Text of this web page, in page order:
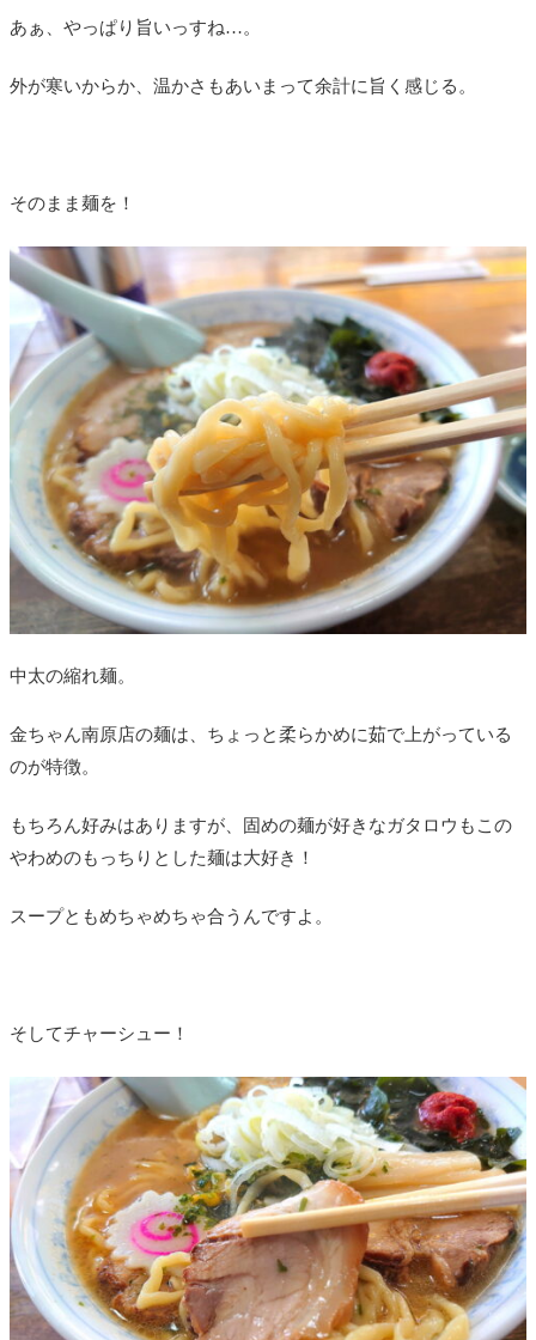
あぁ、やっぱり旨いっすね…。
外が寒いからか、温かさもあいまって余計に旨く感じる。
そのまま麺を！
中太の縮れ麺。
金ちゃん南原店の麺は、ちょっと柔らかめに茹で上がっている
のが特徴。
もちろん好みはありますが、固めの麺が好きなガタロウもこの
やわめのもっちりとした麺は大好き！
スープともめちゃめちゃ合うんですよ。
そしてチャーシュー！